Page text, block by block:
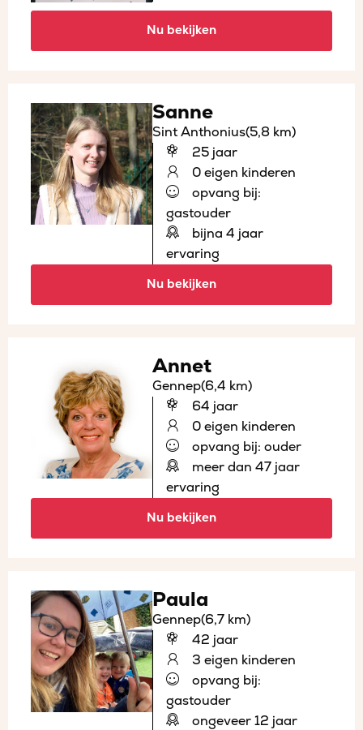
Nu bekijken
Sanne
Sint Anthonius(5,8 km)
25 jaar
0 eigen kinderen
opvang bij:
gastouder
bijna 4 jaar
ervaring
Nu bekijken
Annet
Gennep(6,4 km)
64 jaar
0 eigen kinderen
opvang bij: ouder
meer dan 47 jaar
ervaring
Nu bekijken
Paula
Gennep(6,7 km)
42 jaar
3 eigen kinderen
opvang bij:
gastouder
ongeveer 12 jaar